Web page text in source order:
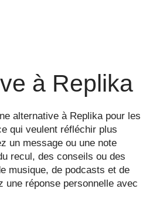
à Replika
alternative à Replika pour les
qui veulent réfléchir plus
un message ou une note
recul, des conseils ou des
musique, de podcasts et de
une réponse personnelle avec